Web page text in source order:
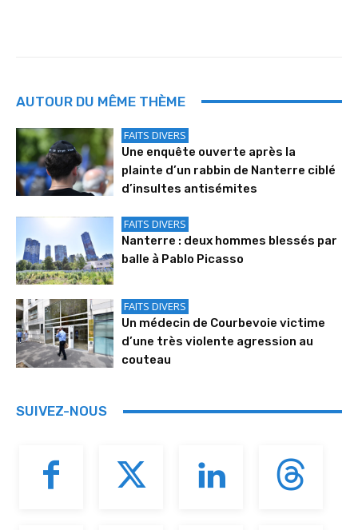
AUTOUR DU MÊME THÈME
FAITS DIVERS
Une enquête ouverte après la
plainte d’un rabbin de Nanterre ciblé
d’insultes antisémites
FAITS DIVERS
Nanterre : deux hommes blessés par
balle à Pablo Picasso
FAITS DIVERS
Un médecin de Courbevoie victime
d’une très violente agression au
couteau
SUIVEZ-NOUS